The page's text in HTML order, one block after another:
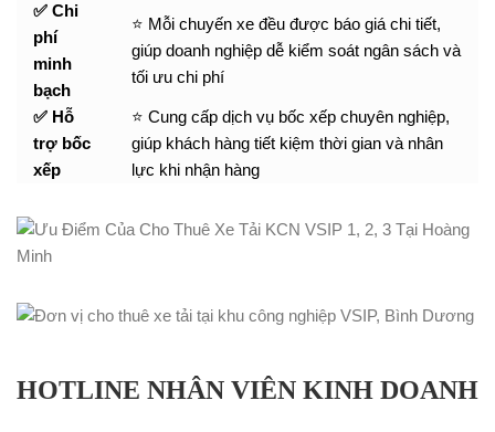
✅ Chi
phí
minh
bạch
⭐ Mỗi chuyến xe đều được báo giá chi tiết,
giúp doanh nghiệp dễ kiểm soát ngân sách và
tối ưu chi phí
✅ Hỗ
trợ bốc
xếp
⭐ Cung cấp dịch vụ bốc xếp chuyên nghiệp,
giúp khách hàng tiết kiệm thời gian và nhân
lực khi nhận hàng
HOTLINE NHÂN VIÊN KINH DOANH